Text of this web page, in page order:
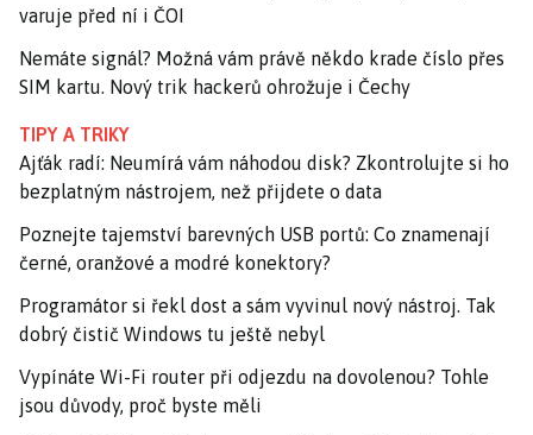
varuje před ní i ČOI
Nemáte signál? Možná vám právě někdo krade číslo přes
SIM kartu. Nový trik hackerů ohrožuje i Čechy
TIPY A TRIKY
Ajťák radí: Neumírá vám náhodou disk? Zkontrolujte si ho
bezplatným nástrojem, než přijdete o data
Poznejte tajemství barevných USB portů: Co znamenají
černé, oranžové a modré konektory?
Programátor si řekl dost a sám vyvinul nový nástroj. Tak
dobrý čistič Windows tu ještě nebyl
Vypínáte Wi-Fi router při odjezdu na dovolenou? Tohle
jsou důvody, proč byste měli